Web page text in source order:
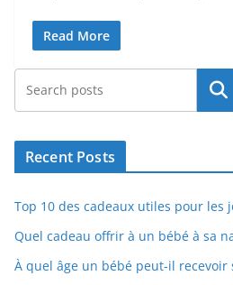
Read More
Recent Posts
Top 10 des cadeaux utiles pour les
Quel cadeau offrir à un bébé à sa
À quel âge un bébé peut-il recevoir